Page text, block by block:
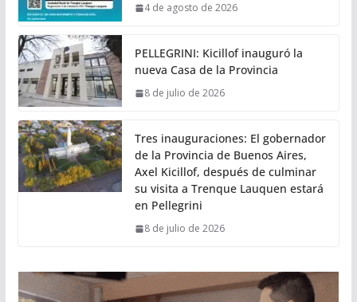
4 de agosto de 2026
PELLEGRINI: Kicillof inauguró la
nueva Casa de la Provincia
8 de julio de 2026
Tres inauguraciones: El gobernador
de la Provincia de Buenos Aires,
Axel Kicillof, después de culminar
su visita a Trenque Lauquen estará
en Pellegrini
8 de julio de 2026